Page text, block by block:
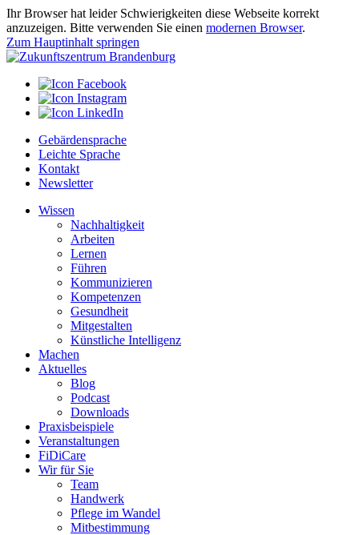
Ihr Browser hat leider Schwierigkeiten diese Webseite korrekt
anzuzeigen. Bitte verwenden Sie einen modernen Browser.
Zum Hauptinhalt springen
Gebärdensprache
Leichte Sprache
Kontakt
Newsletter
Wissen
Nachhaltigkeit
Arbeiten
Lernen
Führen
Kommunizieren
Kompetenzen
Gesundheit
Mitgestalten
Künstliche Intelligenz
Machen
Aktuelles
Blog
Podcast
Downloads
Praxisbeispiele
Veranstaltungen
FiDiCare
Wir für Sie
Team
Handwerk
Pflege im Wandel
Mitbestimmung